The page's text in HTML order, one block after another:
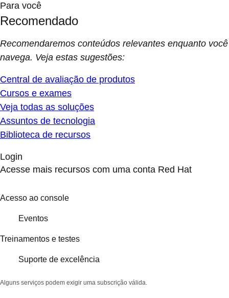
Para você
Recomendado
Recomendaremos conteúdos relevantes enquanto você
navega. Veja estas sugestões:
Central de avaliação de produtos
Cursos e exames
Veja todas as soluções
Assuntos de tecnologia
Biblioteca de recursos
Login
Acesse mais recursos com uma conta Red Hat
Acesso ao console
Eventos
Treinamentos e testes
Suporte de excelência
Alguns serviços podem exigir uma subscrição válida.